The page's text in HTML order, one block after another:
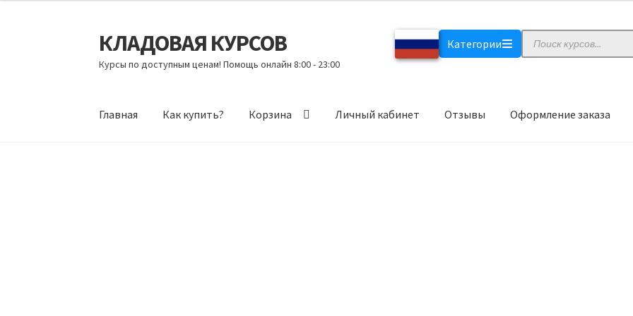
Перейти
к
навигации
Перейти
к
содержимому
КЛАДОВАЯ КУРСОВ
Курсы по доступным ценам! Помощь онлайн 8:00 - 23:00
Категории
Поиск
товаров
Главная Как купить? Корзина Личный кабинет Отзывы Оформление заказа